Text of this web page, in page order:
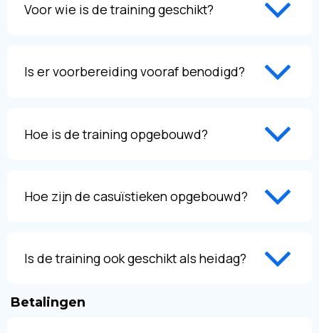
Voor wie is de training geschikt?
Is er voorbereiding vooraf benodigd?
Hoe is de training opgebouwd?
Hoe zijn de casuïstieken opgebouwd?
Is de training ook geschikt als heidag?
Betalingen